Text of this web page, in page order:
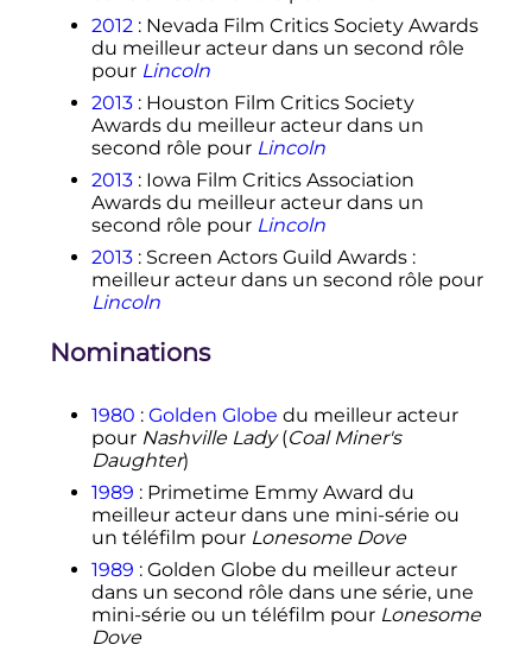
2012 : Nevada Film Critics Society Awards
du meilleur acteur dans un second rôle
pour Lincoln
2013 : Houston Film Critics Society
Awards du meilleur acteur dans un
second rôle pour Lincoln
2013 : Iowa Film Critics Association
Awards du meilleur acteur dans un
second rôle pour Lincoln
2013 : Screen Actors Guild Awards :
meilleur acteur dans un second rôle pour
Lincoln
Nominations
1980 : Golden Globe du meilleur acteur
pour Nashville Lady(Coal Miner's
Daughter)
1989 : Primetime Emmy Award du
meilleur acteur dans une mini-série ou
un téléfilm pour Lonesome Dove
1989 : Golden Globe du meilleur acteur
dans un second rôle dans une série, une
mini-série ou un téléfilm pour Lonesome
Dove